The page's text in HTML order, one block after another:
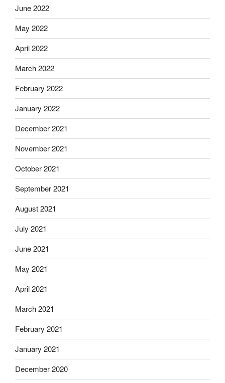
June 2022
May 2022
April 2022
March 2022
February 2022
January 2022
December 2021
November 2021
October 2021
September 2021
August 2021
July 2021
June 2021
May 2021
April 2021
March 2021
February 2021
January 2021
December 2020